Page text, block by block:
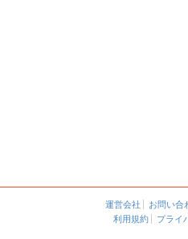
運営会社 お問い合
利用規約
プライ